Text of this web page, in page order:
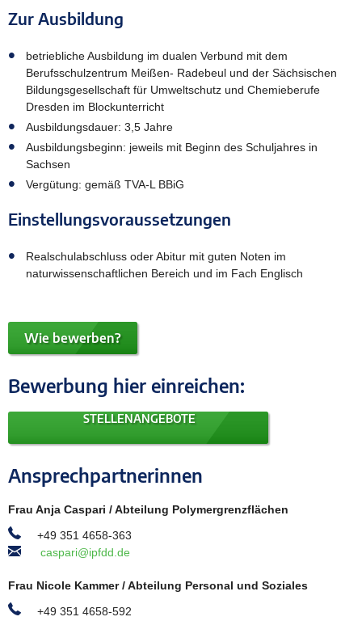
Zur Ausbildung
betriebliche Ausbildung im dualen Verbund mit dem
Berufsschulzentrum Meißen- Radebeul und der Sächsischen
Bildungsgesellschaft für Umweltschutz und Chemieberufe
Dresden im Blockunterricht
Ausbildungsdauer: 3,5 Jahre
Ausbildungsbeginn: jeweils mit Beginn des Schuljahres in
Sachsen
Vergütung: gemäß TVA-L BBiG
Einstellungsvoraussetzungen
Realschulabschluss oder Abitur mit guten Noten im
naturwissenschaftlichen Bereich und im Fach Englisch
Wie bewerben?
Bewerbung hier einreichen:
STELLENANGEBOTE
Ansprechpartnerinnen
Frau Anja Caspari / Abteilung Polymergrenzflächen
+49 351 4658-363
caspari@ipfdd.de
Frau Nicole Kammer / Abteilung Personal und Soziales
+49 351 4658-592